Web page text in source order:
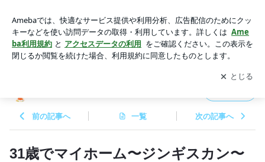
アプリをダウンロードして ブログの更新通知
を受け取りまし
ょう。
開く
前の記事へ 一覧 次の記事へ
31歳でマイホーム〜ジンギスカン〜